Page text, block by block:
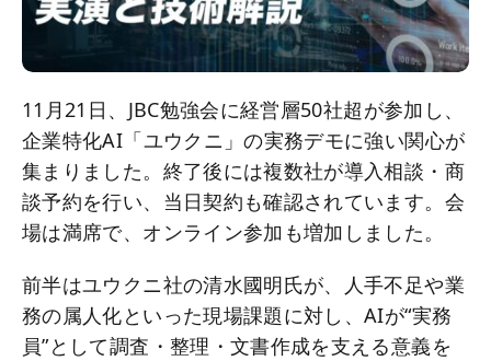
11月21日、JBC勉強会に経営層50社超が参加し、
企業特化AI「ユウクニ」の実務デモに強い関心が
集まりました。終了後には複数社が導入相談・商
談予約を行い、当日契約も確認されています。会
場は満席で、オンライン参加も増加しました。
前半はユウクニ社の清水國明氏が、人手不足や業
務の属人化といった現場課題に対し、AIが“実務
員”として調査・整理・文書作成を支える意義を